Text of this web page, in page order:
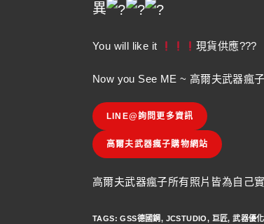
異
You will like it 現貨供應???
Now you See ME ~ 高爾夫武器瘋
LINE@詢問更多資訊
高爾夫武器瘋子購物網站
高爾夫武器瘋子所有照片皆為自己
TAGS:GSS德國鋼, JCSTUDIO, 巨匠, 武器優化